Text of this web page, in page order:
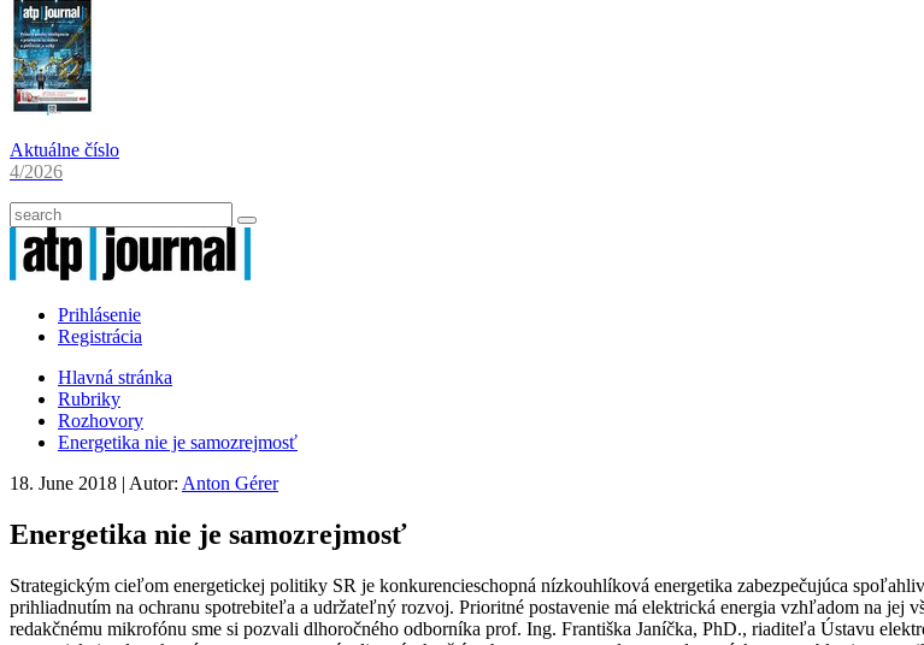
Aktuálne číslo
4/2026
Prihlásenie
Registrácia
Hlavná stránka
Rubriky
Rozhovory
Energetika nie je samozrejmosť
18. June 2018 | Autor: Anton Gérer
Energetika nie je samozrejmosť
Strategickým cieľom energetickej politiky SR je konkurencieschopná nízkouhlíková energetika zabezpečujúca
prihliadnutím na ochranu spotrebiteľa a udržateľný rozvoj. Prioritné postavenie má elektrická energia vzhľadom na
redakčnému mikrofónu sme si pozvali dlhoročného odborníka prof. Ing. Františka Janíčka, PhD., riaditeľa Ústavu